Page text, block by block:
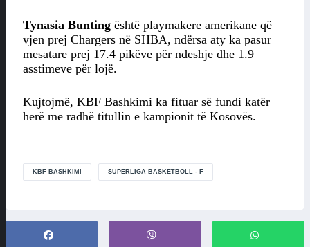
Tynasia Bunting është playmakere amerikane që
vjen prej Chargers në SHBA, ndërsa aty ka pasur
mesatare prej 17.4 pikëve për ndeshje dhe 1.9
asstimeve për lojë.
Kujtojmë, KBF Bashkimi ka fituar së fundi katër
herë me radhë titullin e kampionit të Kosovës.
KBF BASHKIMI SUPERLIGA BASKETBOLL - F